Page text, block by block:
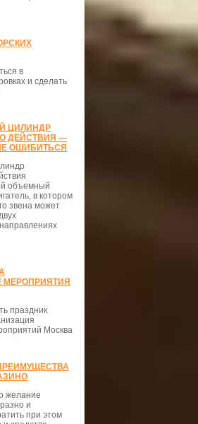
в
и сделать
ЦИЛИНДР
ДЕЙСТВИЯ —
ОШИБИТЬСЯ
объемный
в котором
звена может
МЕРОПРИЯТИЯ
праздник
Москва
желание
и
при этом